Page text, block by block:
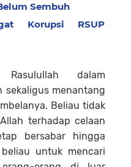
Sembuh
Korupsi RSUP
Rasulullah dalam
sekaligus menantang
Beliau tidak
terhadap celaan
bersabar hingga
untuk mencari